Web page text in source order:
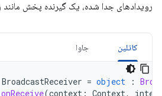
رویدادهای جدا شده، یک گیرنده پخش مانند
کاتلین جاوا
BroadcastReceiver = object :
onReceive(context : Context,